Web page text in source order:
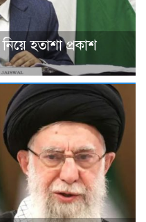
হতাশা প্রকাশ